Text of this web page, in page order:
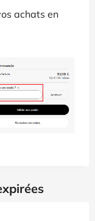
achats en